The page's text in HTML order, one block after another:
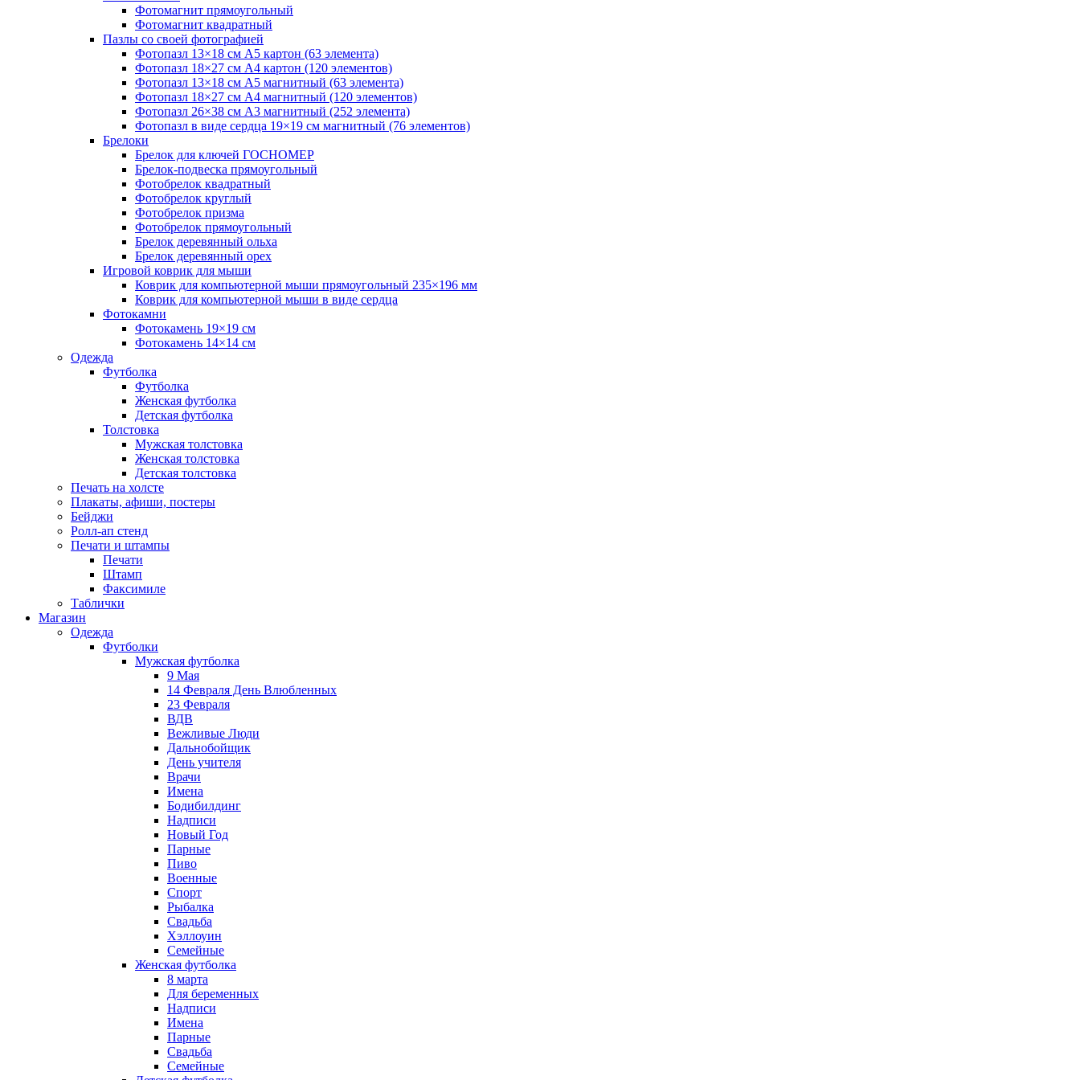
Фотомагнит прямоугольный
Фотомагнит квадратный
Пазлы со своей фотографией
Фотопазл 13×18 см А5 картон (63 элемента)
Фотопазл 18×27 см А4 картон (120 элементов)
Фотопазл 13×18 см А5 магнитный (63 элемента)
Фотопазл 18×27 см А4 магнитный (120 элементов)
Фотопазл 26×38 см А3 магнитный (252 элемента)
Фотопазл в виде сердца 19×19 см магнитный (76 элементов)
Брелоки
Брелок для ключей ГОСНОМЕР
Брелок-подвеска прямоугольный
Фотобрелок квадратный
Фотобрелок круглый
Фотобрелок призма
Фотобрелок прямоугольный
Брелок деревянный ольха
Брелок деревянный орех
Игровой коврик для мыши
Коврик для компьютерной мыши прямоугольный 235×196 мм
Коврик для компьютерной мыши в виде сердца
Фотокамни
Фотокамень 19×19 см
Фотокамень 14×14 см
Одежда
Футболка
Футболка
Женская футболка
Детская футболка
Толстовка
Мужская толстовка
Женская толстовка
Детская толстовка
Печать на холсте
Плакаты, афиши, постеры
Бейджи
Ролл-ап стенд
Печати и штампы
Печати
Штамп
Факсимиле
Таблички
Магазин
Одежда
Футболки
Мужская футболка
9 Мая
14 Февраля День Влюбленных
23 Февраля
ВДВ
Вежливые Люди
Дальнобойщик
День учителя
Врачи
Имена
Бодибилдинг
Надписи
Новый Год
Парные
Пиво
Военные
Спорт
Рыбалка
Свадьба
Хэллоуин
Семейные
Женская футболка
8 марта
Для беременных
Надписи
Имена
Парные
Свадьба
Семейные